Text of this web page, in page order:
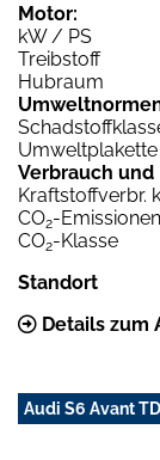
Motor:
kW / PS
Treibstoff
Hubraum
Umweltplakette
Verbrauch und
Kraftstoffverbr.
CO2-
CO2-Klasse
Standort
Details zum
Audi S6 Avant